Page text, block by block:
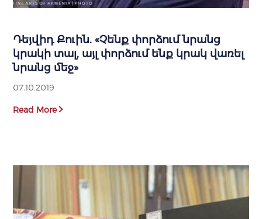
Դեյվիդ Քուին. «Չենք փորձում նրանց
կրակի տալ, այլ փորձում ենք կրակ վառել
նրանց մեջ»
07.10.2019
Read More